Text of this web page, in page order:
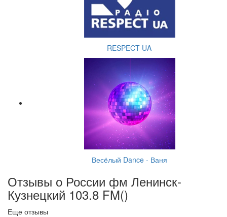
RESPECT UA
Весёлый Dance - Ваня
Отзывы о России фм Ленинск-
Кузнецкий 103.8 FM()
Еще отзывы